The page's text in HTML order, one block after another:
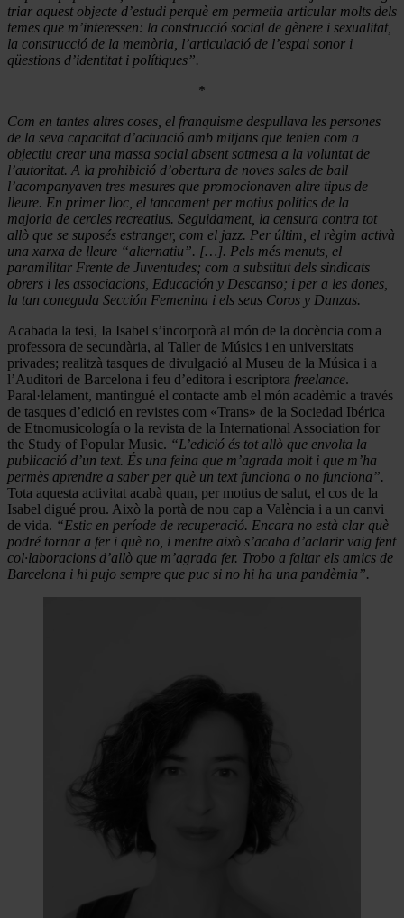
triar aquest objecte d’estudi perquè em permetia articular molts dels
temes que m’interessen: la construcció social de gènere i sexualitat,
la construcció de la memòria, l’articulació de l’espai sonor i
qüestions d’identitat i polítiques”.
*
Com en tantes altres coses, el franquisme despullava les persones
de la seva capacitat d’actuació amb mitjans que tenien com a
objectiu crear una massa social absent sotmesa a la voluntat de
l’autoritat. A la prohibició d’obertura de noves sales de ball
l’acompanyaven tres mesures que promocionaven altre tipus de
lleure. En primer lloc, el tancament per motius polítics de la
majoria de cercles recreatius. Seguidament, la censura contra tot
allò que se suposés estranger, com el jazz. Per últim, el règim activà
una xarxa de lleure “alternatiu”. […]. Pels més menuts, el
paramilitar Frente de Juventudes; com a substitut dels sindicats
obrers i les associacions, Educación y Descanso; i per a les dones,
la tan coneguda Sección Femenina i els seus Coros y Danzas.
Acabada la tesi, Ia Isabel s’incorporà al món de la docència com a
professora de secundària, al Taller de Músics i en universitats
privades; realitzà tasques de divulgació al Museu de la Música i a
l’Auditori de Barcelona i feu d’editora i escriptora freelance.
Paral·lelament, mantingué el contacte amb el món acadèmic a través
de tasques d’edició en revistes com «Trans» de la Sociedad Ibérica
de Etnomusicología o la revista de la International Association for
the Study of Popular Music. “L’edició és tot allò que envolta la
publicació d’un text. És una feina que m’agrada molt i que m’ha
permès aprendre a saber per què un text funciona o no funciona”.
Tota aquesta activitat acabà quan, per motius de salut, el cos de la
Isabel digué prou. Això la portà de nou cap a València i a un canvi
de vida. “Estic en període de recuperació. Encara no està clar què
podré tornar a fer i què no, i mentre això s’acaba d’aclarir vaig fent
col·laboracions d’allò que m’agrada fer. Trobo a faltar els amics de
Barcelona i hi pujo sempre que puc si no hi ha una pandèmia”.